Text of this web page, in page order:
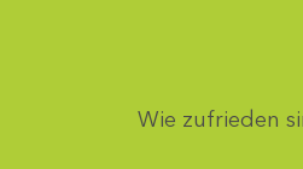
Wie zufrieden